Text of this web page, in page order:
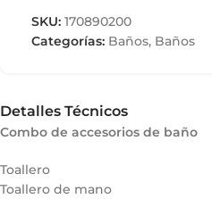
SKU: 170890200
Categorías: Baños, Baños
Detalles Técnicos
Combo de accesorios de baño
Toallero
Toallero de mano